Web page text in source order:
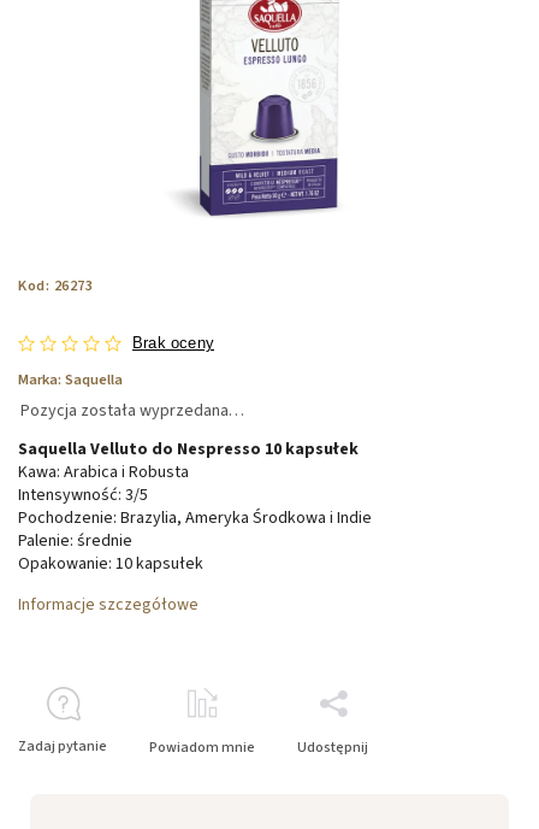
Kod: 26273
Brak oceny
Marka: Saquella
Pozycja została wyprzedana…
Saquella Velluto do Nespresso 10 kapsułek
Kawa: Arabica i Robusta
Intensywność: 3/5
Pochodzenie: Brazylia, Ameryka Środkowa i Indie
Palenie: średnie
Opakowanie: 10 kapsułek
Informacje szczegółowe
Zadaj pytanie Powiadom mnie Udostępnij